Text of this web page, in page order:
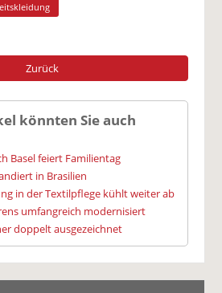
Zurück
könnten Sie auch
Basel feiert Familientag
in Brasilien
in der Textilpflege kühlt weiter ab
umfangreich modernisiert
doppelt ausgezeichnet